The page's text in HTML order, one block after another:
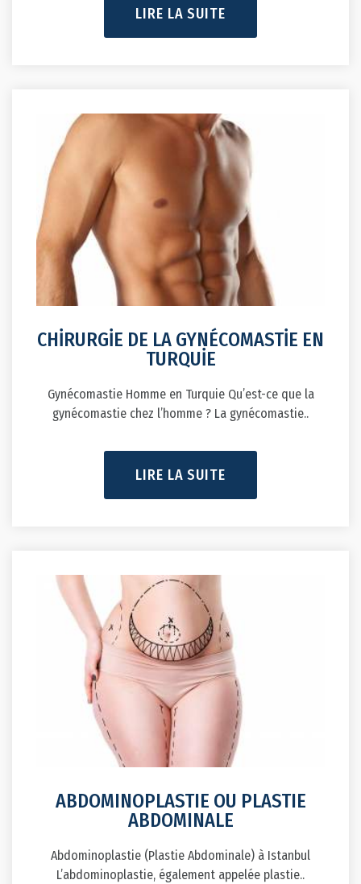
LIRE LA SUITE
CHİRURGİE DE LA GYNÉCOMASTİE EN
TURQUİE
Gynécomastie Homme en Turquie Qu’est-ce que la
gynécomastie chez l’homme ? La gynécomastie..
LIRE LA SUITE
ABDOMINOPLASTIE OU PLASTIE
ABDOMINALE
Abdominoplastie (Plastie Abdominale) à Istanbul
L’abdominoplastie, également appelée plastie..